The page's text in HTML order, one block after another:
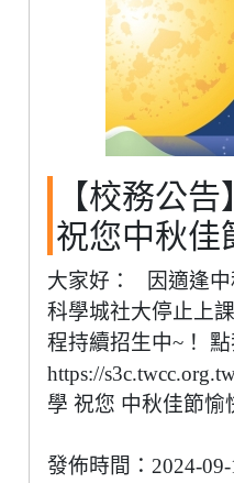
【校務公
祝您中秋佳
大家好： 因適逢中
科學城社大停止上
程持續招生中~！ 點
https://
學 祝您 中秋佳節愉
發佈時間：2024-09-